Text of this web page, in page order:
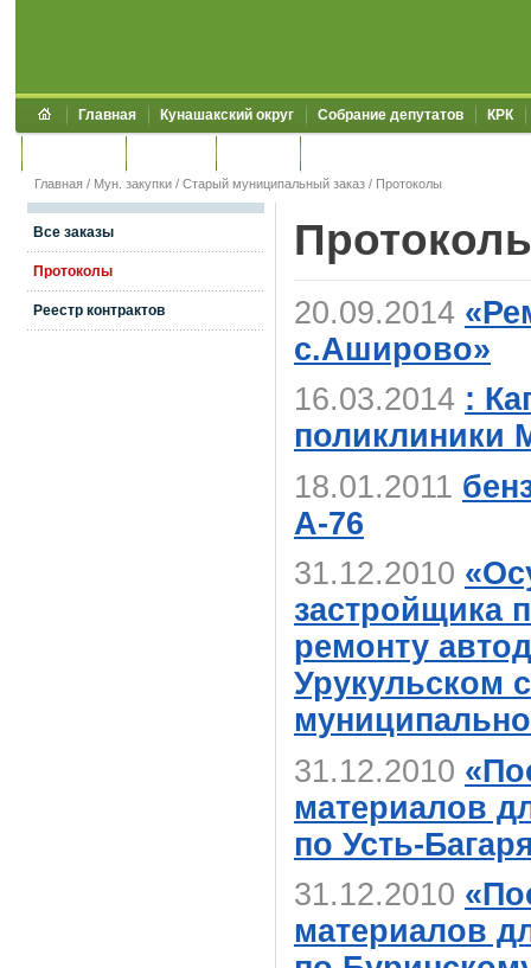
Главная Кунашакский округ Собрание депутатов КРК
Главная / Мун. закупки / Старый муниципальный заказ / Протоколы
Все заказы
Протоколы
Реестр контрактов 20.09.2014
с.Аширово»
16.03.2014 :
поликлиники
18.01.2011
А-76
31.12.2010
застройщика
ремонту
Урукульском
31.12.2010
материалов
по Усть-
31.12.2010
материалов